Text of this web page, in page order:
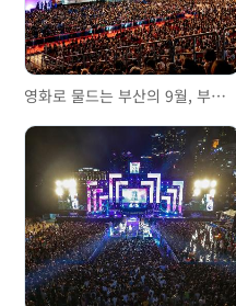
영화로 물드는 부산의 9월, 부산국제영화제